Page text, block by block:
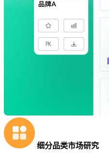
细分品类市场研究